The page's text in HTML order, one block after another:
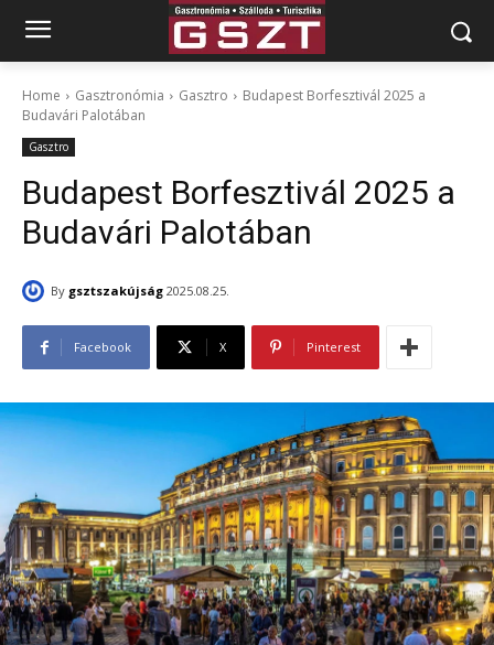
Home Gasztronómia Gasztro
Budapest Borfesztivál 2025 a
Budavári Palotában
Gasztro
Budapest Borfesztivál 2025 a
Budavári Palotában
By gsztszakújság 2025.08.25.
Facebook X Pinterest